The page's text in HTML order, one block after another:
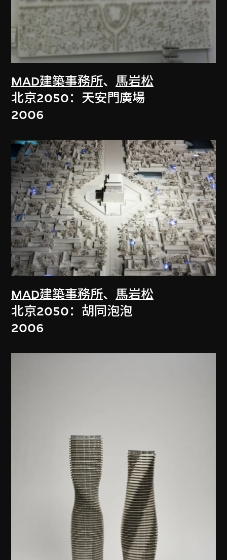
MAD建築事務所、 馬岩松
北京2050：天安門廣場
2006
MAD建築事務所、 馬岩松
北京2050：胡同泡泡
2006